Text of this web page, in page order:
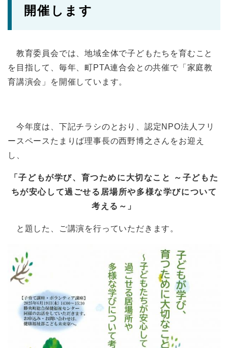
開催します
教育委員会では、地域全体で子どもたちを育むこと
を目指して、毎年、町PTA連合会との共催で「家庭教
育講演会」を開催しています。
今年度は、下記チラシのとおり、認定NPO法人フリ
ースペースたまりば理事長の西野博之さんをお迎え
し、
「子どもが学び、育つために大切なこと ～子どもた
ちが安心して過ごせる居場所や多様な学びについて
考える～」
と題した、ご講演を行っていただきます。